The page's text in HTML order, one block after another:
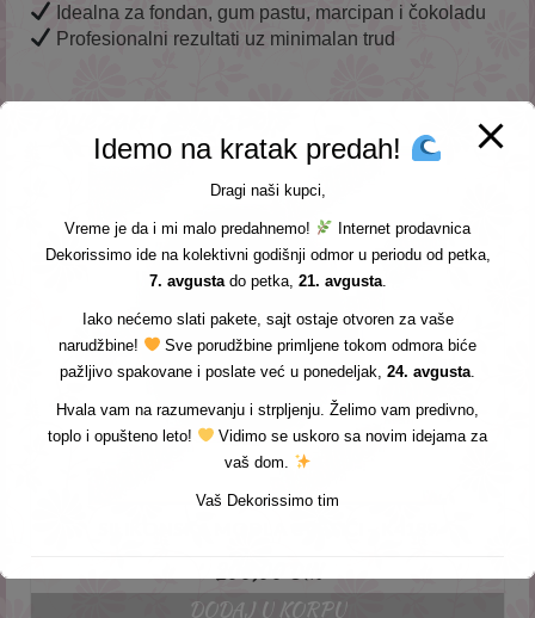
Idealna za fondan, gum pastu, marcipan i čokoladu
Profesionalni rezultati uz minimalan trud
Povezani proizvodi
200,00DIN
DODAJ U KORPU
Idemo na kratak predah!
Dragi naši kupci,
Vreme je da i mi malo predahnemo!
Internet prodavnica
Dekorissimo ide na kolektivni godišnji odmor u periodu od petka,
7. avgustado petka, 21. avgusta.
Iako nećemo slati pakete, sajt ostaje otvoren za vaše
narudžbine!
Sve porudžbine primljene tokom odmora biće
pažljivo spakovane i poslate već u ponedeljak, 24. avgusta
Hvala vam na razumevanju i strpljenju. Želimo vam predivno,
toplo i opušteno leto!
Vidimo se uskoro sa novim idejama za
vaš dom.
Vaš Dekorissimo tim